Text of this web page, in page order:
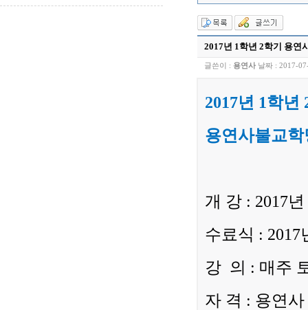
2017년 1학년 2학기 용연
글쓴이 : 용연사 날짜 : 2017-
2017년 1학년
용연사불교
개 강 : 2017
수료식 : 2017
강 의 : 매주
자 격 : 용연